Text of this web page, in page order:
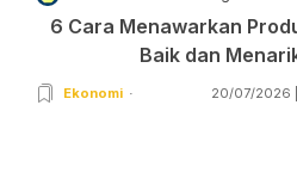
6 Cara Menawarkan
Baik dan
Ekonomi 20/07/2026 |